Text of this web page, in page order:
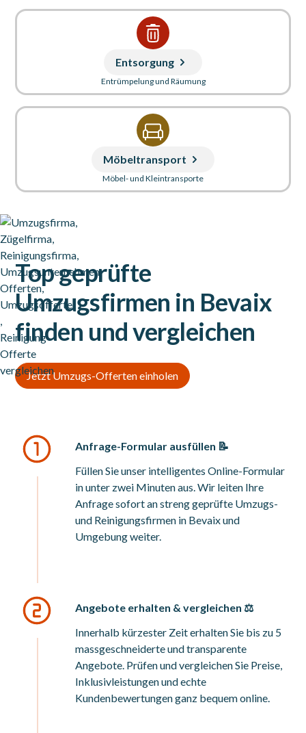
Entsorgung
Entrümpelung und Räumung
Möbeltransport
Möbel- und Kleintransporte
Top geprüfte
Umzugsfirmen in Bevaix
finden und vergleichen
Jetzt Umzugs-Offerten einholen
Anfrage-Formular ausfüllen 📝
Füllen Sie unser intelligentes Online-Formular
in unter zwei Minuten aus. Wir leiten Ihre
Anfrage sofort an streng geprüfte Umzugs-
und Reinigungsfirmen in Bevaix und
Umgebung weiter.
Angebote erhalten & vergleichen ⚖️
Innerhalb kürzester Zeit erhalten Sie bis zu 5
massgeschneiderte und transparente
Angebote. Prüfen und vergleichen Sie Preise,
Inklusivleistungen und echte
Kundenbewertungen ganz bequem online.